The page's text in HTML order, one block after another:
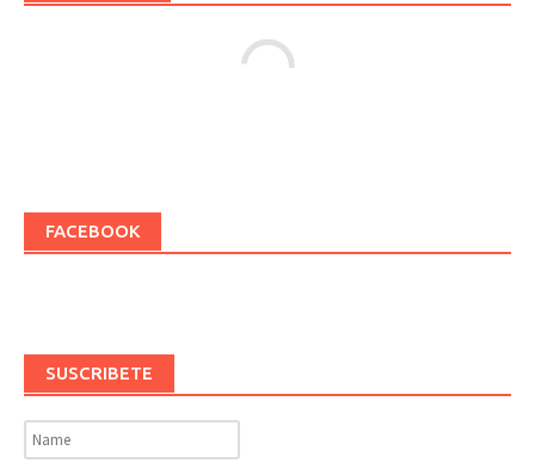
FACEBOOK
SUSCRIBETE